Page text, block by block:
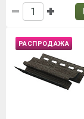
РАСПРОДАЖА